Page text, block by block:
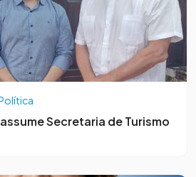
Secretaria de Turismo